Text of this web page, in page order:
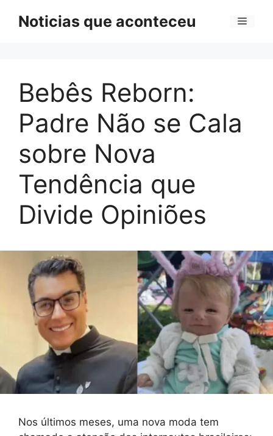
Noticias que aconteceu Menu
Bebês Reborn:
Padre Não se Cala
sobre Nova
Tendência que
Divide Opiniões
Nos últimos meses, uma nova moda tem